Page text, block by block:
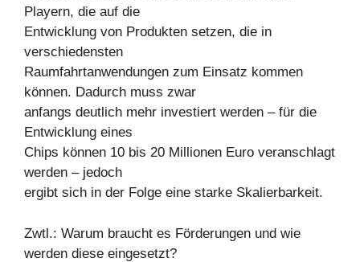
Playern, die auf die
Entwicklung von Produkten setzen, die in
verschiedensten
Raumfahrtanwendungen zum Einsatz kommen
können. Dadurch muss zwar
anfangs deutlich mehr investiert werden – für die
Entwicklung eines
Chips können 10 bis 20 Millionen Euro veranschlagt
werden – jedoch
ergibt sich in der Folge eine starke Skalierbarkeit.
Zwtl.: Warum braucht es Förderungen und wie
werden diese eingesetzt?